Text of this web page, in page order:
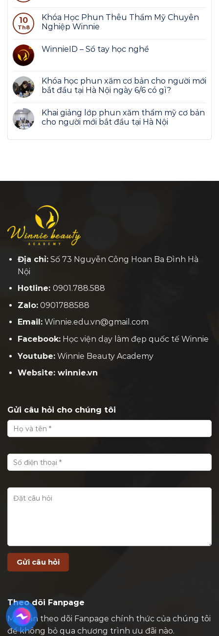
10
Th8
Khóa Học Phun Thêu Thẩm Mỹ Chuyên
Nghiệp Winnie
WinnieID – Sổ tay học nghề
Khóa học phun xăm cơ bản cho người mới
bắt đầu tại Hà Nội ngày 6/6 có gì?
Khai giảng lớp phun xăm thẩm mỹ cơ bản
cho người mới bắt đầu tại Hà Nội
Địa chỉ:Số 73 Nguyễn Công Hoan Ba Đình Hà
Nội
Hotline: 0901.788.588
Zalo:0901788588
Email:Winnie.edu.vn@gmail.com
Facebook:Học viện dạy làm đẹp quốc tế Winnie
Youtube:Winnie Beauty Academy
Website: winnie.vn
Gửi câu hỏi cho chúng tôi
Theo dõi Fanpage
Mời bạn theo dõi Fanpage chính thức của chúng tôi
để không bỏ qua chương trình ưu đãi nào.